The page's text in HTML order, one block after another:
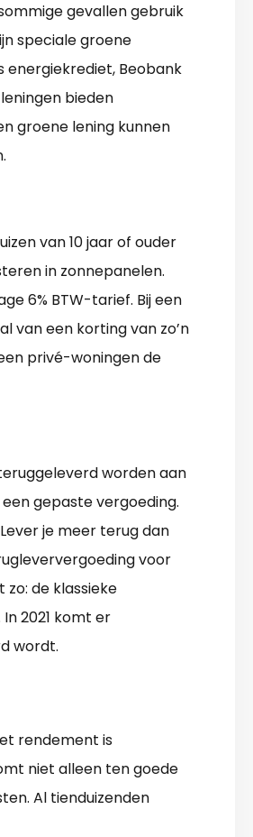
gevallen gebruik
speciale groene
energiekrediet, Beobank
bieden
groene lening kunnen
van 10 jaar of ouder
in zonnepanelen.
6% BTW-tarief. Bij een
van een korting van zo’n
privé-woningen de
worden aan
gepaste vergoeding.
je meer terug dan
voor
de klassieke
2021 komt er
wordt.
rendement is
niet alleen ten goede
Al tienduizenden